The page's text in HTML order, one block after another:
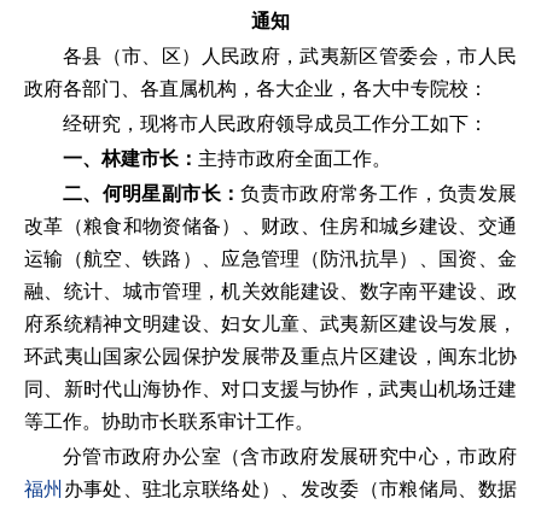
通知
各县（市、区）人民政府，武夷新区管委会，市人民
政府各部门、各直属机构，各大企业，各大中专院校：
经研究，现将市人民政府领导成员工作分工如下：
一、林建市长： 主持市政府全面工作。
二、何明星副市长：负责市政府常务工作，负责发展
改革（粮食和物资储备）、财政、住房和城乡建设、交通
运输（航空、铁路）、应急管理（防汛抗旱）、国资、金
融、统计、城市管理，机关效能建设、数字南平建设、政
府系统精神文明建设、妇女儿童、武夷新区建设与发展，
环武夷山国家公园保护发展带及重点片区建设，闽东北协
同、新时代山海协作、对口支援与协作，武夷山机场迁建
等工作。协助市长联系审计工作。
分管市政府办公室（含市政府发展研究中心，市政府
福州 办事处、驻北京联络处）、发改委（市粮储局、数据